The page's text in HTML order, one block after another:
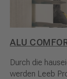
ALU
Durch die
werden Leeb